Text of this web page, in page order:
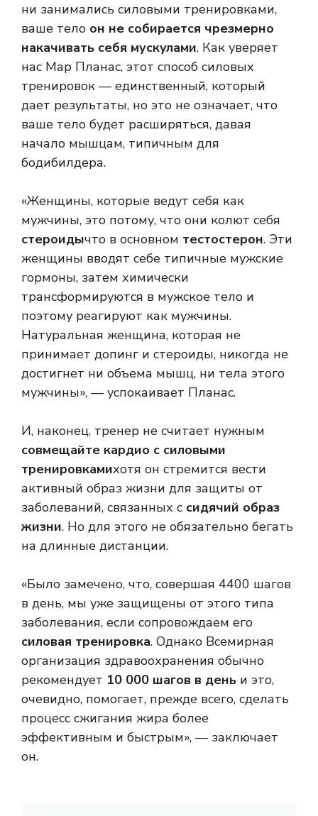
ни занимались силовыми тренировками,
ваше тело он не собирается чрезмерно
накачивать себя мускулами. Как уверяет
нас Мар Планас, этот способ силовых
тренировок — единственный, который
дает результаты, но это не означает, что
ваше тело будет расширяться, давая
начало мышцам, типичным для
бодибилдера.
«Женщины, которые ведут себя как
мужчины, это потому, что они колют себя
стероидычто в основном тестостерон. Эти
женщины вводят себе типичные мужские
гормоны, затем химически
трансформируются в мужское тело и
поэтому реагируют как мужчины.
Натуральная женщина, которая не
принимает допинг и стероиды, никогда не
достигнет ни объема мышц, ни тела этого
мужчины», — успокаивает Планас.
И, наконец, тренер не считает нужным
совмещайте кардио с силовыми
тренировкамихотя он стремится вести
активный образ жизни для защиты от
заболеваний, связанных с сидячий образ
жизни. Но для этого не обязательно бегать
на длинные дистанции.
«Было замечено, что, совершая 4400 шагов
в день, мы уже защищены от этого типа
заболевания, если сопровождаем его
силовая тренировка. Однако Всемирная
организация здравоохранения обычно
рекомендует 10 000 шагов в день и это,
очевидно, помогает, прежде всего, сделать
процесс сжигания жира более
эффективным и быстрым», — заключает
он.